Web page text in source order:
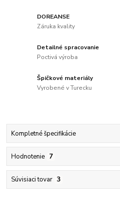
DOREANSE
Záruka kvality
Detailné spracovanie
Poctivá výroba
Špičkové materiály
Vyrobené v Turecku
Kompletné špecifikácie
Hodnotenie 7
Súvisiaci tovar 3